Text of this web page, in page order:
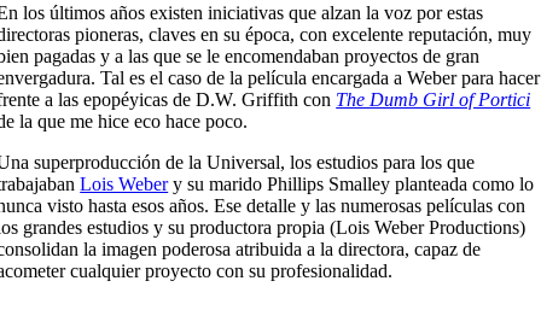
los últimos años existen iniciativas que alzan la voz por estas
pioneras, claves en su época, con excelente reputación, muy
pagadas y a las que se le encomendaban proyectos de gran
Tal es el caso de la película encargada a Weber para hacer
a las epopéyicas de D.W. Griffith con The Dumb Girl of Portici
la que me hice eco hace poco.
superproducción de la Universal, los estudios para los que
Lois Webery su marido Phillips Smalley planteada como lo
visto hasta esos años. Ese detalle y las numerosas películas con
grandes estudios y su productora propia (Lois Weber Productions)
la imagen poderosa atribuida a la directora, capaz de
cualquier proyecto con su profesionalidad.